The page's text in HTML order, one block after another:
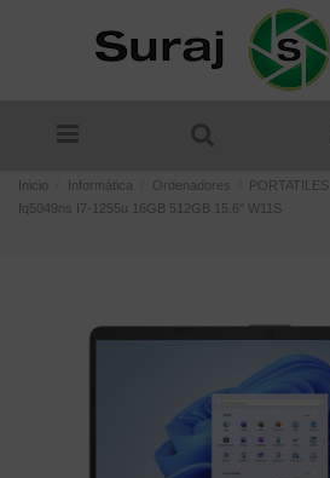
Inicio Informática Ordenadores PORTATILES
fq5049ns I7-1255u 16GB 512GB 15.6" W11S